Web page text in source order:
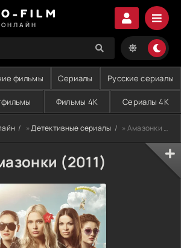
FILM
фильмы Сериалы Русские сериалы
Фильмы 4K Сериалы 4K
»Детективные сериалы » Амазонки (2011)
(2011)